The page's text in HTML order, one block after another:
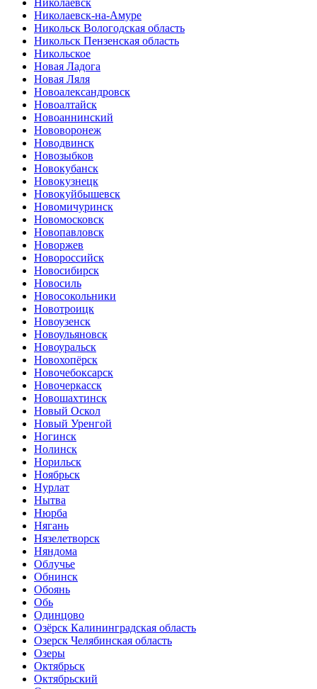
Николаевск
Николаевск-на-Амуре
Никольск Вологодская область
Никольск Пензенская область
Никольское
Новая Ладога
Новая Ляля
Новоалександровск
Новоалтайск
Новоаннинский
Нововоронеж
Новодвинск
Новозыбков
Новокубанск
Новокузнецк
Новокуйбышевск
Новомичуринск
Новомосковск
Новопавловск
Новоржев
Новороссийск
Новосибирск
Новосиль
Новосокольники
Новотроицк
Новоузенск
Новоульяновск
Новоуральск
Новохопёрск
Новочебоксарск
Новочеркасск
Новошахтинск
Новый Оскол
Новый Уренгой
Ногинск
Нолинск
Норильск
Ноябрьск
Нурлат
Нытва
Нюрба
Нягань
Нязелетворск
Няндома
Облучье
Обнинск
Обоянь
Обь
Одинцово
Озёрск Калининградская область
Озерск Челябинская область
Озеры
Октябрьск
Октябрьский